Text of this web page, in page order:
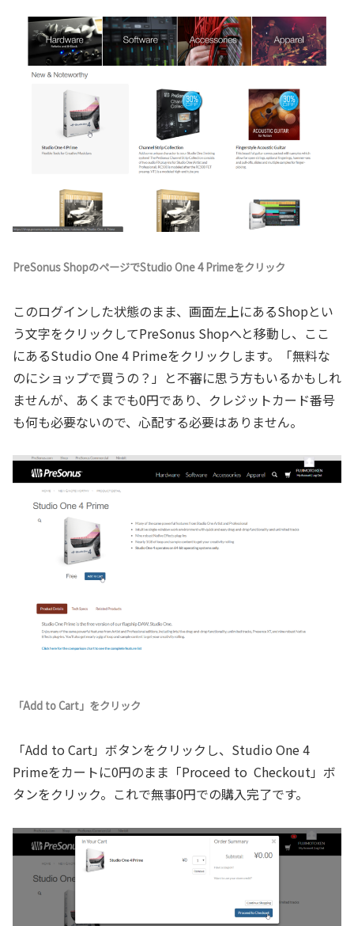
PreSonus ShopのページでStudio One 4 Primeをクリック
このログインした状態のまま、画面左上にあるShopとい
う文字をクリックしてPreSonus Shopへと移動し、ここ
にあるStudio One 4 Primeをクリックします。「無料な
のにショップで買うの？」と不審に思う方もいるかもしれ
ませんが、あくまでも0円であり、クレジットカード番号
も何も必要ないので、心配する必要はありません。
「Add to Cart」をクリック
「Add to Cart」ボタンをクリックし、Studio One 4
Primeをカートに0円のまま「Proceed to Checkout」ボ
タンをクリック。これで無事0円での購入完了です。